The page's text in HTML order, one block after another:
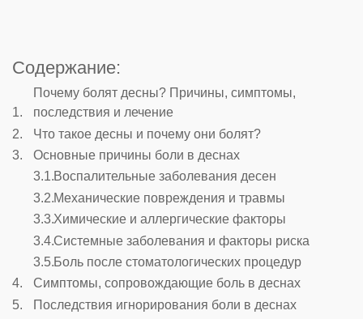
Содержание:
Почему болят десны? Причины, симптомы,
последствия и лечение
Что такое десны и почему они болят?
Основные причины боли в деснах
Воспалительные заболевания десен
Механические повреждения и травмы
Химические и аллергические факторы
Системные заболевания и факторы риска
Боль после стоматологических процедур
Симптомы, сопровождающие боль в деснах
Последствия игнорирования боли в деснах